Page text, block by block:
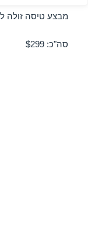
מבצע טיסה זולה
סה"כ: $299